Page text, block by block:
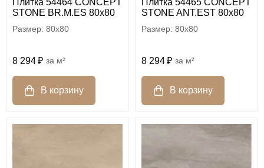
Плитка 54464 CONCEPT
STONE BR.M.ES 80x80
80x80
8 294 м²
Плитка 54465 CONCEPT
STONE ANT.EST 80x80
80x80
8 294 м²